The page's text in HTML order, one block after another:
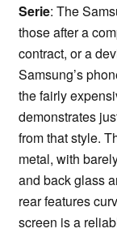
Serie: The
those after a
contract, or a
Samsung’s
the fairly
demonstrates
from that style.
metal, with
and back glass
rear features
screen is a